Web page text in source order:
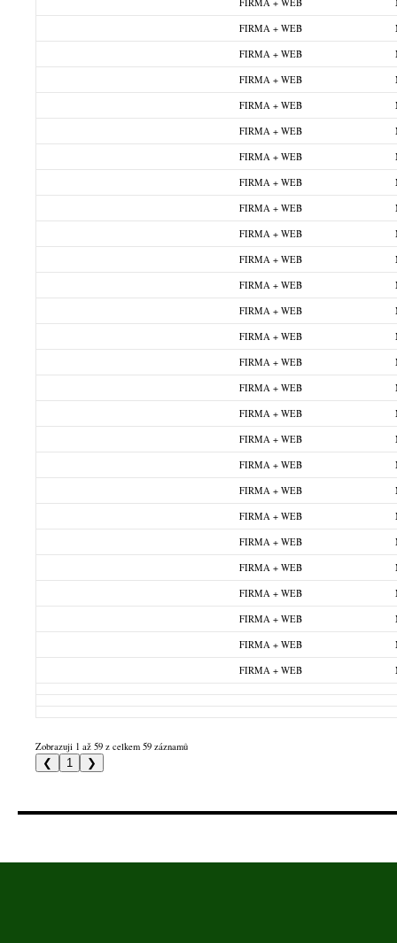
FIRMA + WEB
FIRMA + WEB
FIRMA + WEB
FIRMA + WEB
FIRMA + WEB
FIRMA + WEB
FIRMA + WEB
FIRMA + WEB
FIRMA + WEB
FIRMA + WEB
FIRMA + WEB
FIRMA + WEB
FIRMA + WEB
FIRMA + WEB
FIRMA + WEB
FIRMA + WEB
FIRMA + WEB
FIRMA + WEB
FIRMA + WEB
FIRMA + WEB
FIRMA + WEB
FIRMA + WEB
FIRMA + WEB
FIRMA + WEB
FIRMA + WEB
FIRMA + WEB
FIRMA + WEB
Zobrazuji 1 až 59 z celkem 59 záznamů
❮ 1 ❯